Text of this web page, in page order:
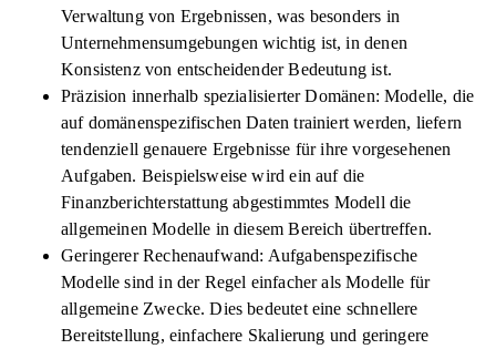
Verwaltung von Ergebnissen, was besonders in
Unternehmensumgebungen wichtig ist, in denen
Konsistenz von entscheidender Bedeutung ist.
Präzision innerhalb spezialisierter Domänen: Modelle, die
auf domänenspezifischen Daten trainiert werden, liefern
tendenziell genauere Ergebnisse für ihre vorgesehenen
Aufgaben. Beispielsweise wird ein auf die
Finanzberichterstattung abgestimmtes Modell die
allgemeinen Modelle in diesem Bereich übertreffen.
Geringerer Rechenaufwand: Aufgabenspezifische
Modelle sind in der Regel einfacher als Modelle für
allgemeine Zwecke. Dies bedeutet eine schnellere
Bereitstellung, einfachere Skalierung und geringere